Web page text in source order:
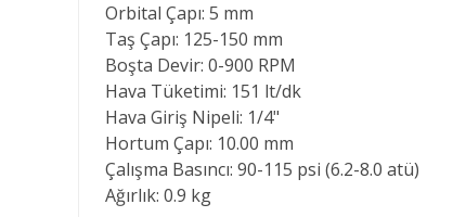
Orbital Çapı: 5 mm
Taş Çapı: 125-150 mm
Boşta Devir: 0-900 RPM
Hava Tüketimi: 151 lt/dk
Hava Giriş Nipeli: 1/4"
Hortum Çapı: 10.00 mm
Çalışma Basıncı: 90-115 psi (6.2-8.0 atü)
Ağırlık: 0.9 kg